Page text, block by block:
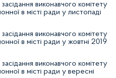
виконавчого комітету
в місті ради у листопаді
виконавчого комітету
в місті ради у жовтні 2019
виконавчого комітету
в місті ради у вересні